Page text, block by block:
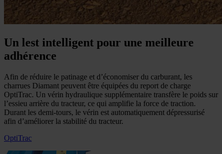
Un lest intelligent pour une meilleure
adhérence
Afin de réduire le patinage et d’économiser du carburant, les
charrues Diamant peuvent être équipées du report de charge
OptiTrac. Un vérin hydraulique supplémentaire transfère le poids sur
l’essieu arrière du tracteur, ce qui amplifie la force de traction.
Durant les demi-tours, le vérin est automatiquement dépressurisé
afin d’améliorer la stabilité du tracteur.
OptiTrac